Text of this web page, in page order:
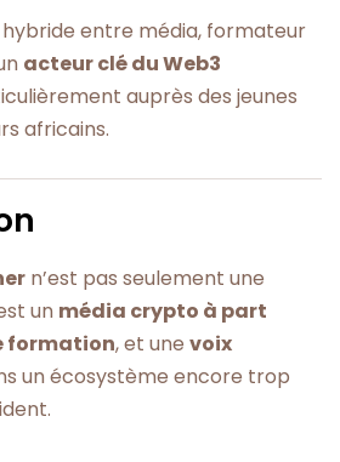
entre média, formateur
acteur clé du Web3
auprès des jeunes
africains.
n’est pas seulement une
un média crypto à part
formation, et une voix
un écosystème encore trop